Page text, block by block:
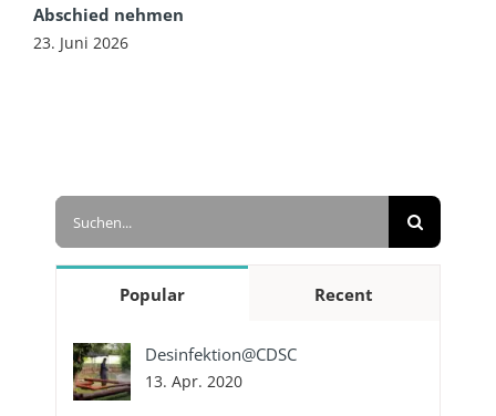
Abschied nehmen
23. Juni 2026
Suche
Popular Recent
Desinfektion@CDSC
13. Apr. 2020